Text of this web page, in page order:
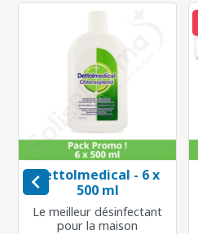
Dettolmedical - 6 x
500 ml
Le meilleur désinfectant
pour la maison